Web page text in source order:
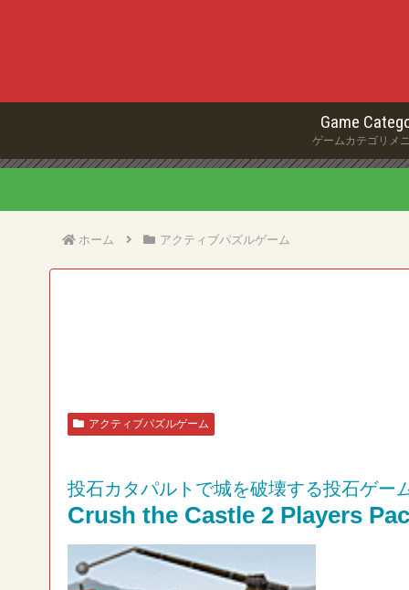
Game
ゲームカテゴリメ
ホーム アクティブパズルゲーム
アクティブパズルゲーム
投石カタパルトで城を破壊する投石ゲー
Crush the Castle 2 Players